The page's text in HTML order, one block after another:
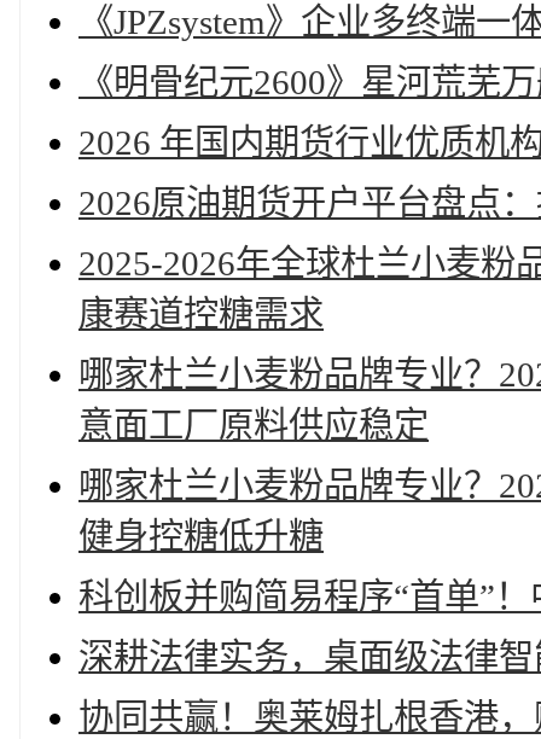
《JPZsystem》企业多终端一
《明骨纪元2600》星河荒芜
2026 年国内期货行业优质机
2026原油期货开户平台盘点
2025-2026年全球杜兰小麦粉
康赛道控糖需求
哪家杜兰小麦粉品牌专业？
意面工厂原料供应稳定
哪家杜兰小麦粉品牌专业？
健身控糖低升糖
科创板并购简易程序“首单”
深耕法律实务，桌面级法律
协同共赢！奥莱姆扎根香港